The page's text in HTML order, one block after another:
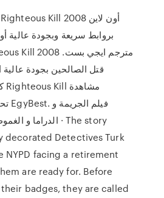
بروابط سريعة وبجودة عالية
decorated Detectives Turk
NYPD facing a retirement
are ready for. Before
badges, they are called